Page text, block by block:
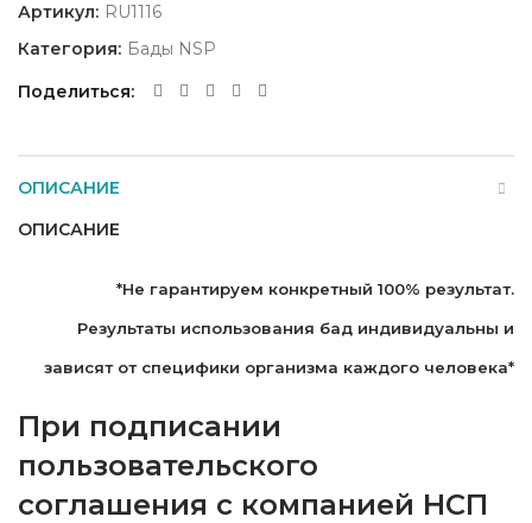
Артикул: RU1116
Категория: Бады NSP
Поделиться
ОПИСАНИЕ
ОПИСАНИЕ
*Не гарантируем конкретный 100% результат.
Результаты использования бад индивидуальны и
зависят от специфики организма каждого человека*
При подписании
пользовательского
соглашения с компанией НСП